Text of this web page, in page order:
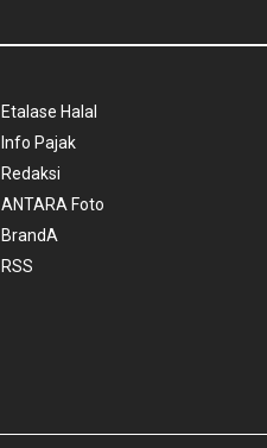
Etalase Halal
Info Pajak
Redaksi
ANTARA Foto
BrandA
RSS